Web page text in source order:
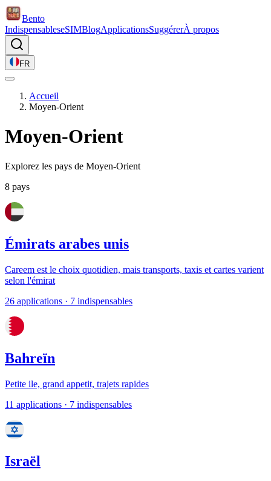
Bento
IndispensableseSIMBlogApplicationsSuggérerÀ propos
FR
Accueil
Moyen-Orient
Moyen-Orient
Explorez les pays de Moyen-Orient
8 pays
Émirats arabes unis
Careem est le choix quotidien, mais transports, taxis et cartes varient
selon l'émirat
26 applications · 7 indispensables
Bahreïn
Petite ile, grand appetit, trajets rapides
11 applications · 7 indispensables
Israël